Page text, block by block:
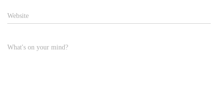
Website
What's on your mind?